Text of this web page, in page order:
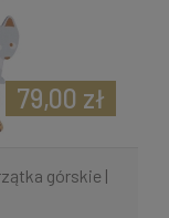
górskie |
79,00 zł